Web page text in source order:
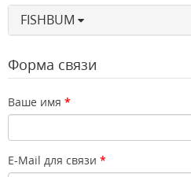
FISHBUM
Форма связи
Ваше имя
E-Mail для связи